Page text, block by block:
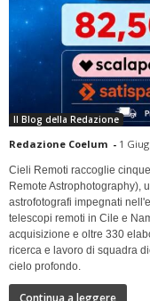
Il Blog della Redazione
Redazione Coelum - 1
Cieli Remoti raccoglie
Remote Astrophotography),
astrofotografi impegnati
telescopi remoti in Cile e
acquisizione e oltre 330
ricerca e lavoro di squadra
cielo profondo.